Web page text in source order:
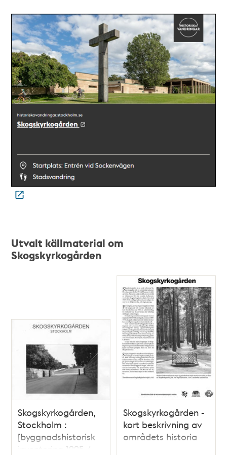
Utvalt källmaterial om
Skogskyrkogården
Skogskyrkogården,
Stockholm :
[byggnadshistorisk
inventering 1995 /
Skogskyrkogården -
kort beskrivning av
områdets historia